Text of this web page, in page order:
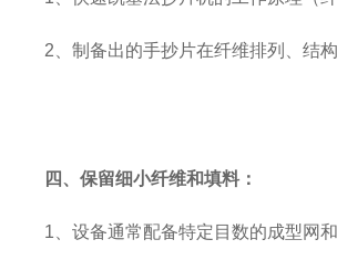
2 、制备出的手抄片在纤维排列、结
四、保留细小纤维和填料：
1 、设备通常配备特定目数的成型网